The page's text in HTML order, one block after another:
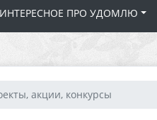
ПРО УДОМЛЮ
акции, конкурсы